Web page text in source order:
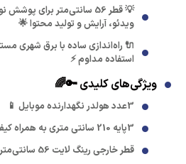
💡 قطر 56 سانتی‌متر برای
ویدئو، آرایش و تولید محتوا 🌟
🔌 راه‌اندازی ساده با برق شهری
استفاده مداوم ⚡
ویژگی‌های کلیدی 🔑🌈
3عدد هولدر نگهدارنده موبایل 📱
3پایه 210 سانتی متری به همراه کیف حمل 3پایه 🛍️
قطر خارجی رینگ لایت 56 سانتی‌متر 📏